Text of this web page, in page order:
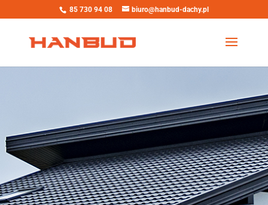
85 730 94 08 biuro@hanbud-dachy.pl